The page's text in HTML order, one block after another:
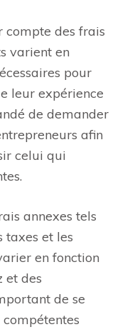
des frais
varient en
pour
leur expérience
de demander
afin
celui qui
annexes tels
taxes et les
en fonction
et des
de se